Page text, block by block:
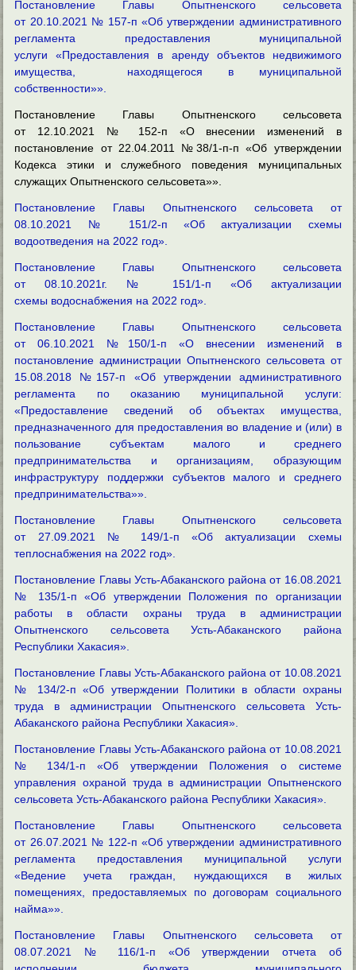
Постановление Главы Опытненского сельсовета
от 20.10.2021 № 157-п «Об утверждении административного
регламента предоставления муниципальной
услуги «Предоставления в аренду объектов недвижимого
имущества, находящегося в муниципальной
собственности»».
Постановление Главы Опытненского сельсовета
от 12.10.2021 № 152-п «О внесении изменений в
постановление от 22.04.2011 №38/1-п-п «Об утверждении
Кодекса этики и служебного поведения муниципальных
служащих Опытненского сельсовета»».
Постановление Главы Опытненского сельсовета от
08.10.2021 № 151/2-п «Об актуализации схемы
водоотведения на 2022 год».
Постановление Главы Опытненского сельсовета
от08.10.2021г. № 151/1-п «Об актуализации
схемы водоснабжения на 2022 год».
Постановление Главы Опытненского сельсовета
от06.10.2021 №150/1-п «О внесении изменений в
постановление администрации Опытненского сельсовета от
15.08.2018 №157-п «Об утверждении административного
регламента по оказанию муниципальной услуги:
«Предоставление сведений об объектах имущества,
предназначенного для предоставления во владение и (или) в
пользование субъектам малого и среднего
предпринимательства и организациям, образующим
инфраструктуру поддержки субъектов малого и среднего
предпринимательства»».
Постановление Главы Опытненского сельсовета
от 27.09.2021 № 149/1-п «Об актуализации схемы
теплоснабжения на 2022 год».
Постановление Главы Усть-Абаканского района от 16.08.2021
№ 135/1-п «Об утверждении Положения по организации
работы в области охраны труда в администрации
Опытненского сельсовета Усть-Абаканского района
Республики Хакасия».
Постановление Главы Усть-Абаканского района от 10.08.2021
№ 134/2-п «Об утверждении Политики в области охраны
труда в администрации Опытненского сельсовета Усть-
Абаканского района Республики Хакасия».
Постановление Главы Усть-Абаканского района от 10.08.2021
№ 134/1-п «Об утверждении Положения о системе
управления охраной труда в администрации Опытненского
сельсовета Усть-Абаканского района Республики Хакасия».
Постановление Главы Опытненского сельсовета
от 26.07.2021 № 122-п «Об утверждении административного
регламента предоставления муниципальной услуги
«Ведение учета граждан, нуждающихся в жилых
помещениях, предоставляемых по договорам социального
найма»».
Постановление Главы Опытненского сельсовета от
08.07.2021 № 116/1-п «Об утверждении отчета об